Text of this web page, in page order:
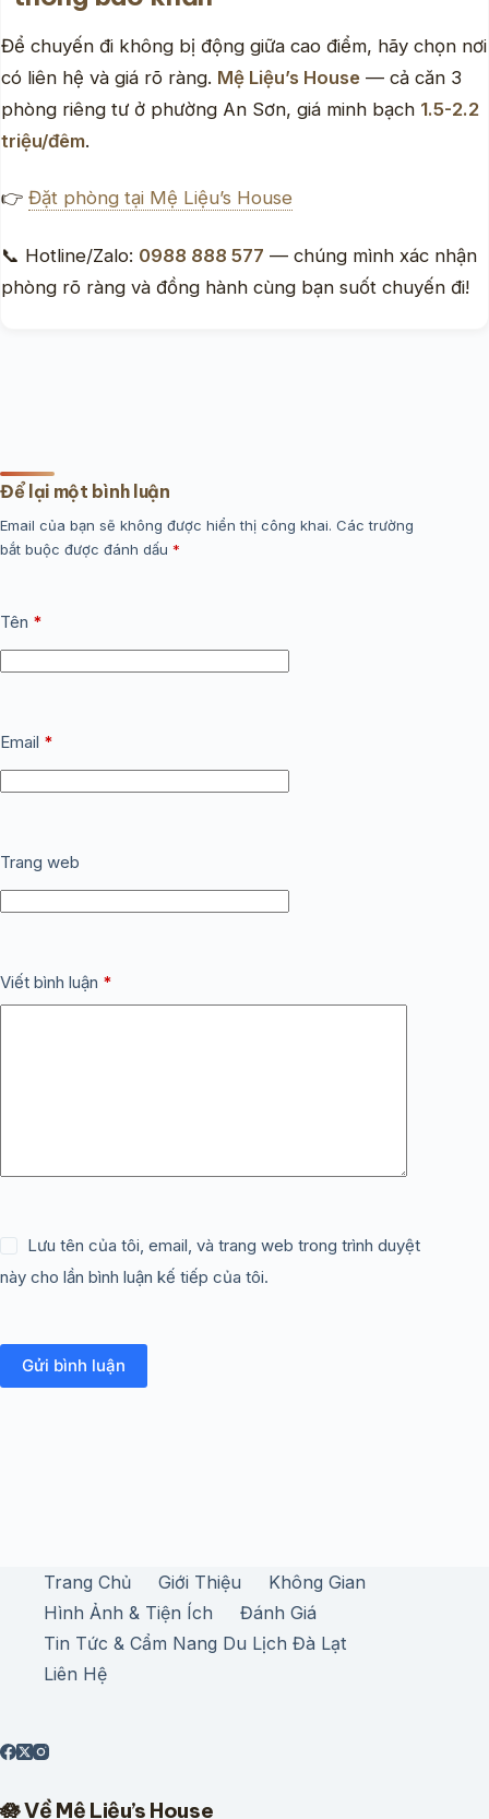
Để chuyến đi không bị động giữa cao điểm, hãy chọn nơi
có liên hệ và giá rõ ràng. Mệ Liệu’s House — cả căn 3
phòng riêng tư ở phường An Sơn, giá minh bạch 1.5-2.2
triệu/đêm.
👉 Đặt phòng tại Mệ Liệu’s House
📞 Hotline/Zalo: 0988 888 577 — chúng mình xác nhận
phòng rõ ràng và đồng hành cùng bạn suốt chuyến đi!
Để lại một bình luận
Email của bạn sẽ không được hiển thị công khai. Các trường
bắt buộc được đánh dấu *
Tên *
Email *
Trang web
Viết bình luận *
Lưu tên của tôi, email, và trang web trong trình duyệt
này cho lần bình luận kế tiếp của tôi.
Gửi bình luận
Trang Chủ Giới Thiệu
Không Gian
Hình Ảnh & Tiện Ích
Đánh Giá
Tin Tức & Cẩm Nang Du Lịch Đà Lạt
Liên Hệ
🪷 Về Mệ Liệu’s House